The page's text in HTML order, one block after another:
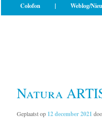
Colofon | Weblog/
Natura
Geplaatst op 12 december 2021